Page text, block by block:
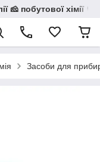
побутової хімії 🧼
Засоби для